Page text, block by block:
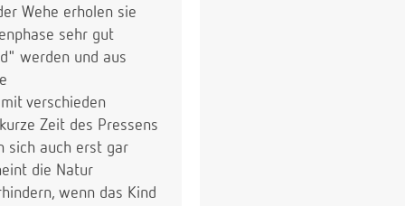
Wehe erholen sie
sehr gut
werden und aus
verschieden
Zeit des Pressens
sich auch erst gar
die Natur
wenn das Kind